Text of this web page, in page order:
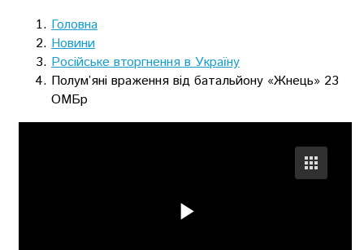
Головна
Новини
Російське вторгнення в Україну
Полум’яні враження від батальйону «Жнець» 23
ОМБр